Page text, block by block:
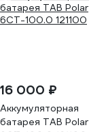
16 000 ₽
Аккумуляторная
батарея TAB Polar